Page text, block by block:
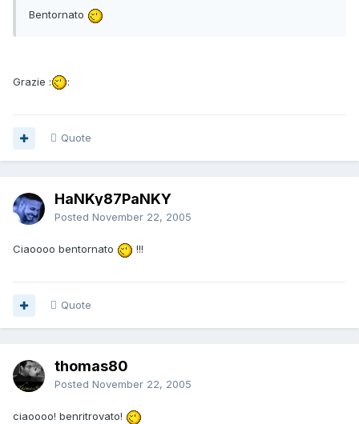
Bentornato
Grazie : :
Quote
HaNKy87PaNKY
Posted November 22, 2005
Ciaoooo bentornato !!!
Quote
thomas80
Posted November 22, 2005
ciaoooo! benritrovato!